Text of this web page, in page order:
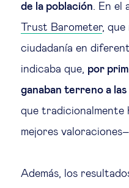
de la población . En el
Trust Barometer, que
ciudadanía en
indicaba que, por
ganaban terreno a
que tradicionalmente
mejores
Además, los